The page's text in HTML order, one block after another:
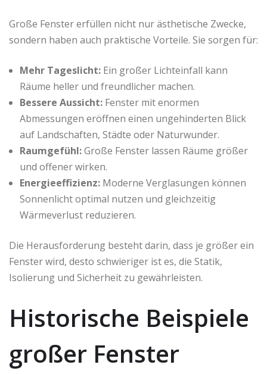
Große Fenster erfüllen nicht nur ästhetische Zwecke,
sondern haben auch praktische Vorteile. Sie sorgen für:
Mehr Tageslicht: Ein großer Lichteinfall kann
Räume heller und freundlicher machen.
Bessere Aussicht: Fenster mit enormen
Abmessungen eröffnen einen ungehinderten Blick
auf Landschaften, Städte oder Naturwunder.
Raumgefühl:Große Fenster lassen Räume größer
und offener wirken.
Energieeffizienz: Moderne Verglasungen können
Sonnenlicht optimal nutzen und gleichzeitig
Wärmeverlust reduzieren.
Die Herausforderung besteht darin, dass je größer ein
Fenster wird, desto schwieriger ist es, die Statik,
Isolierung und Sicherheit zu gewährleisten.
Historische Beispiele
großer Fenster